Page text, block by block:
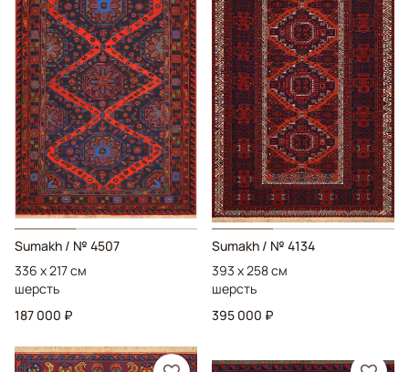
Sumakh / № 4507
336 x 217 см
шерсть
187 000 ₽
Sumakh / № 4134
393 x 258 см
шерсть
395 000 ₽